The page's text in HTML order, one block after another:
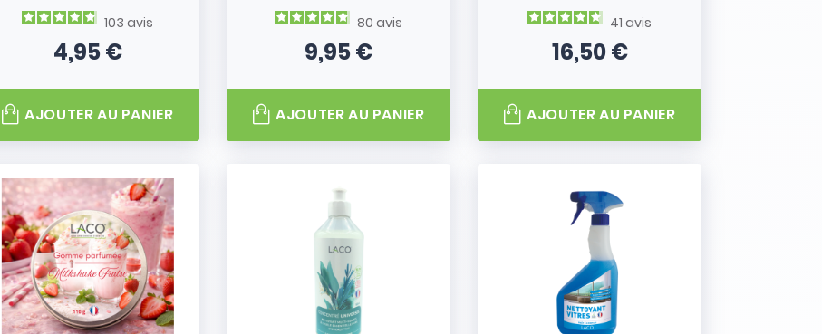
103 avis
Prix
4,95 €
AJOUTER AU PANIER
80 avis
Prix
9,95 €
AJOUTER AU PANIER
41 avis
Prix
16,50 €
AJOUTER AU PANIER